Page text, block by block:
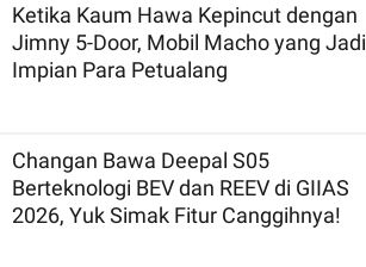
Ketika Kaum Hawa Kepincut dengan
Jimny 5-Door, Mobil Macho yang Jadi
Impian Para Petualang
Changan Bawa Deepal S05
Berteknologi BEV dan REEV di GIIAS
2026, Yuk Simak Fitur Canggihnya!